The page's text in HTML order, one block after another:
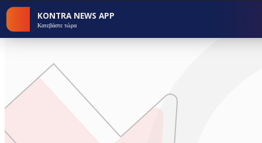
KONTRA NEWS APP
Κατεβάστε τώρα